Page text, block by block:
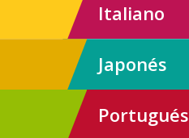
Italiano
Japonés
Portugués